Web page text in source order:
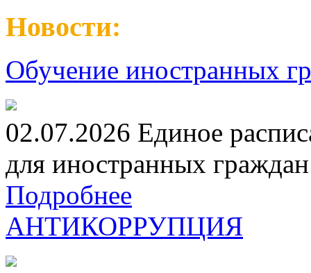
Новости:
Обучение иностранных
02.07.2026 Единое
для иностранных
Подробнее
АНТИКОРРУПЦИЯ